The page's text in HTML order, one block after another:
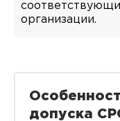
организации.
допуска